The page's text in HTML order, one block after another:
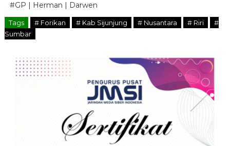
#GP | Herman | Darwen
Tags # Forikan # Kab Sijunjung # Nusantara # Riri
#
Sumbar